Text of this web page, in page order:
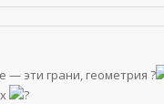
эти грани, геометрия ?